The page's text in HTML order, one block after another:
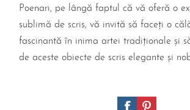
Poenari, pe lângă faptul că vă oferă o
sublimă de scris, vă invită să faceți o
fascinantă în inima artei tradiționale și
de aceste obiecte de scris elegante și